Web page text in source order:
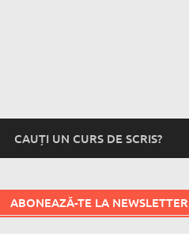
CAUȚI UN CURS DE SCRIS?
ABONEAZĂ-TE LA NEWSLETTER